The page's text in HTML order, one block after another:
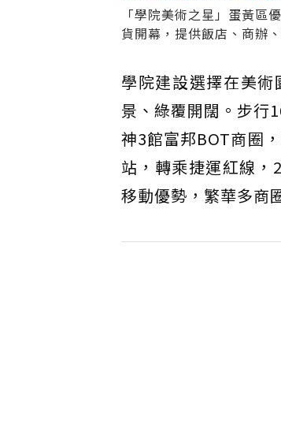
「學院美術之星」蛋黃
貨開幕，提供飯店、商辦
學院建設選擇在美
景、綠覆開闊。步行
神3館富邦BOT商圈
站，轉乘捷運紅線，
移動優勢，繁華多商